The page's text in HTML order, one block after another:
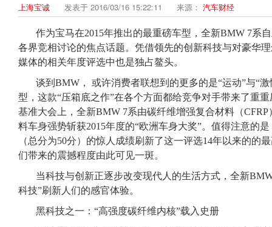
上海宝诚 发表于 2016/03/16 15:22:11 来源： 汽车财经
作为宝马在2015年推出的最重磅车型，全新BMW 7系
各界竞相讨论的焦点话题。凭借领先的创新科技与对豪华
媒体的相关年度评选中也是独占鳌头。
谈到BMW， 或许消费者联想到的更多的是“运动”与“
型，这款“压箱底之作”在各个方面都给竞争对手带来了重
基准大会上，全新BMW 7系由碳纤维增强复合材料（
料车身强势斩获2015年度的“欧洲车身大奖”。值得注意的
（总分为50分）的惊人成绩刷新了这一评选14年以来的的
们带来的震撼程度由此可见一斑。
当科技与创新正逐步改变现代人的生活方式，全新
科技”刷新人们的感官体验。
黑科技之一：“高强度碳纤维内核”载入史册